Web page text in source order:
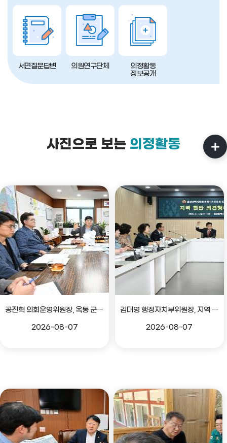
서면질문답변 의원연구단체
의정활동
정보공개
사진으로 보는 의정활동
공진혁 의회운영위원장, 옥동 군부대 이전지 양동마을 주민지원사업 점검
2026-08-07
김대영 행정자치부위원장, 지역 현안 의견 청취 간담회
2026-08-07